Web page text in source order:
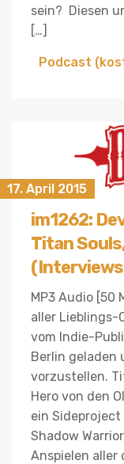
sein? Diesen
[…]
Podcast
17. April 2015
im1262:
Titan
MP3 Audio [50
aller Lieblings-
vom Indie-
Berlin geladen
vorzustellen.
Hero von den
ein Sideproject
Shadow
Anspielen aller